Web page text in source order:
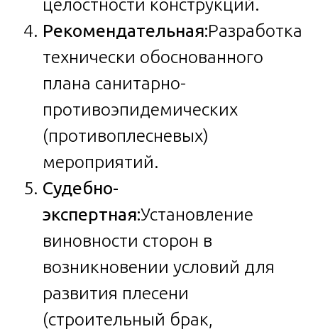
Рекомендательная:Разработка
технически обоснованного
плана санитарно-
противоэпидемических
(противоплесневых)
мероприятий.
Судебно-
экспертная:Установление
виновности сторон в
возникновении условий для
развития плесени
(строительный брак,